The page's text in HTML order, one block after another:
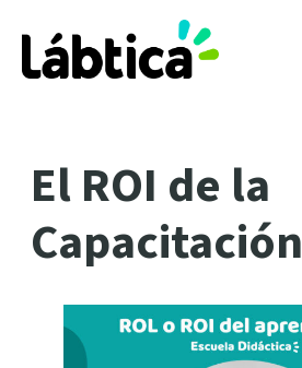
contenido
El ROI de la
Capacitación
de
entradas